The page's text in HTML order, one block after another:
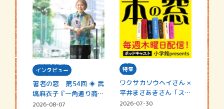
インタビュー
著者の窓 第54回 ◈ 武
塙麻衣子『一角通り商店
街の…
2026-08-07
特集
ワクサカソウヘイさん ×
平井まさあきさん「スペ
シャ…
2026-07-30